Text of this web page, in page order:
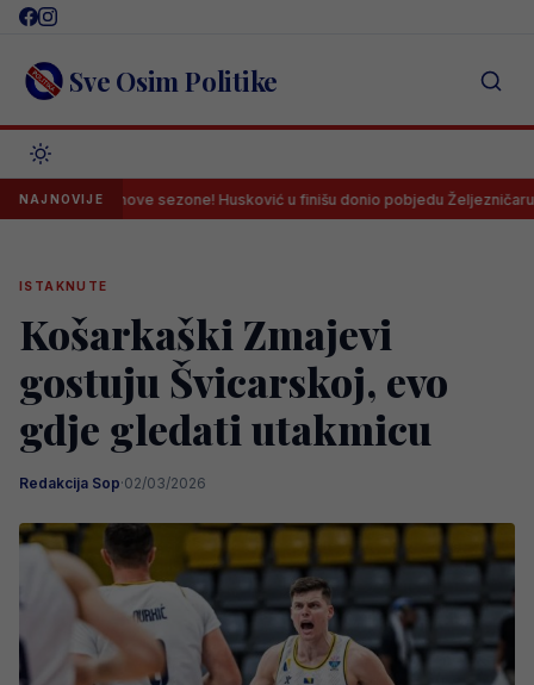
Skip
content Sve Osim Politike
NAJNOVIJE
nove sezone! Husković u finišu donio pobjedu Željezničaru na Grbavici!
ISTAKNUTE
Košarkaški Zmajevi
gostuju Švicarskoj, evo
gdje gledati utakmicu
Redakcija Sop·02/03/2026